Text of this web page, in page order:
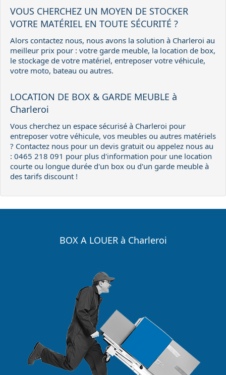
VOUS CHERCHEZ UN MOYEN DE STOCKER
VOTRE MATÉRIEL EN TOUTE SÉCURITÉ ?
Alors contactez nous, nous avons la solution à Charleroi au
meilleur prix pour : votre garde meuble, la location de box,
le stockage de votre matériel, entreposer votre véhicule,
votre moto, bateau ou autres.
LOCATION DE BOX & GARDE MEUBLE à
Charleroi
Vous cherchez un espace sécurisé à Charleroi pour
entreposer votre véhicule, vos meubles ou autres matériels
? Contactez nous pour un devis gratuit ou appelez nous au
: 0465 218 091 pour plus d'information pour une location
courte ou longue durée d'un box ou d'un garde meuble à
des tarifs discount !
BOX A LOUER à Charleroi